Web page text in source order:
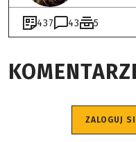
437 43 5
ZALOGUJ